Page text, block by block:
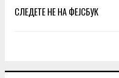
СЛЕДЕТЕ НЕ НА ФЕЈСБУК